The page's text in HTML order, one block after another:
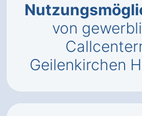
von
Geilenkirchen